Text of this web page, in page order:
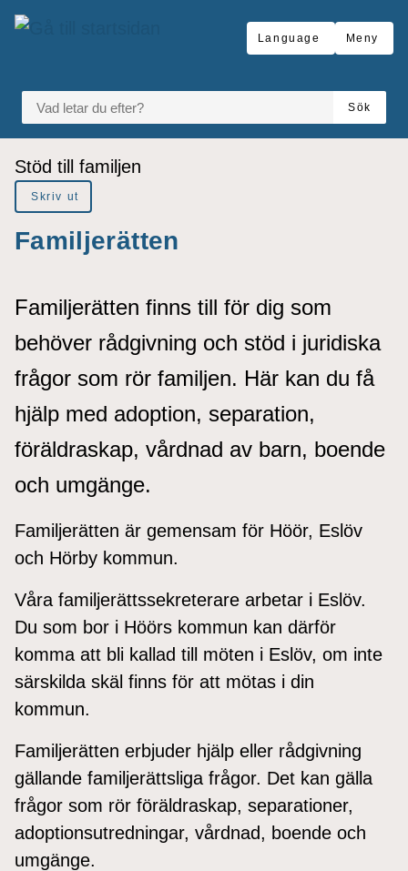
Gå till innehåll
till sidomeny
Language Meny
VAD LETAR DU EFTER?
Sök
Du är här:
Stöd till familjen
Skriv ut
Familjerätten
Familjerätten finns till för dig som
behöver rådgivning och stöd i juridiska
frågor som rör familjen. Här kan du få
hjälp med adoption, separation,
föräldraskap, vårdnad av barn, boende
och umgänge.
Familjerätten är gemensam för Höör, Eslöv
och Hörby kommun.
Våra familjerättssekreterare arbetar i Eslöv.
Du som bor i Höörs kommun kan därför
komma att bli kallad till möten i Eslöv, om inte
särskilda skäl finns för att mötas i din
kommun.
Familjerätten erbjuder hjälp eller rådgivning
gällande familjerättsliga frågor. Det kan gälla
frågor som rör föräldraskap, separationer,
adoptionsutredningar, vårdnad, boende och
umgänge.